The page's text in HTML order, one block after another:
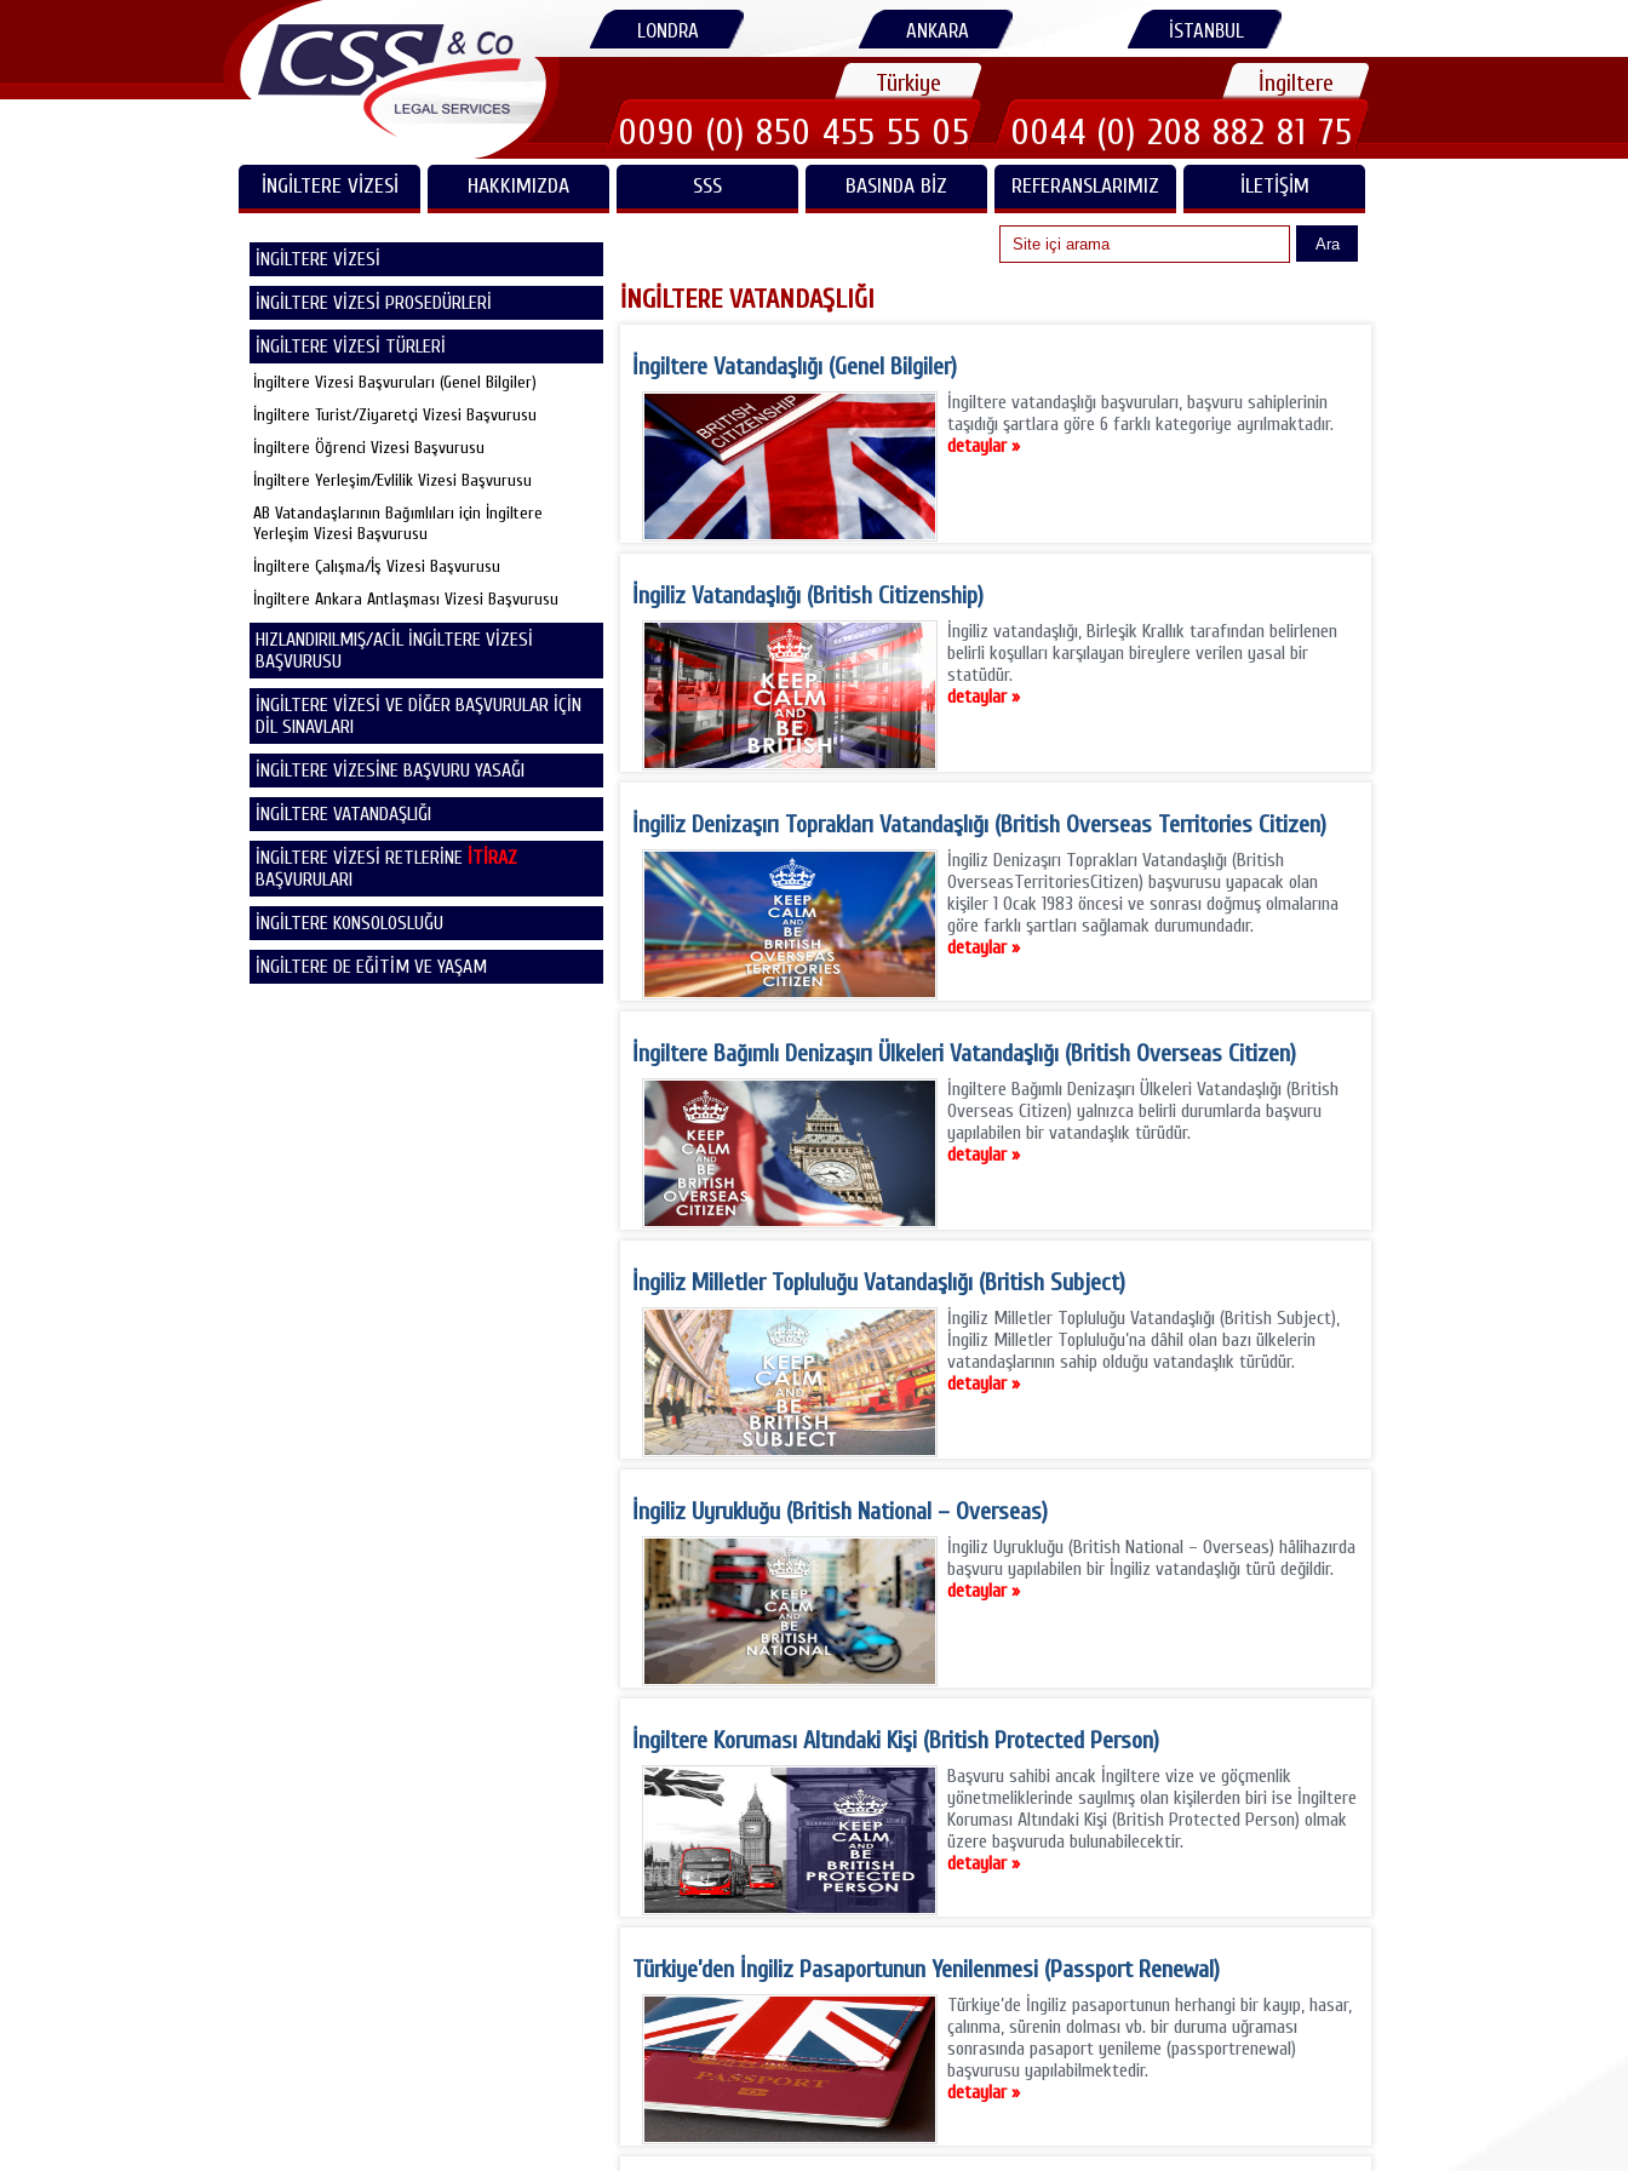
LONDRA ANKARA İSTANBUL
Türkiye
0090 (0) 850 455 55 05
İngiltere
0044 (0) 208 882 81 75
İNGİLTERE VİZESİ HAKKIMIZDA SSS BASINDA BIZ REFERANSLARIMIZ İLETIŞIM
Ara
İNGİLTERE VİZESİ
İNGİLTERE VİZESİ PROSEDÜRLERİ
İNGİLTERE VİZESİ TÜRLERİ
İngiltere Vizesi Başvuruları (Genel Bilgiler)
İngiltere Turist/Ziyaretçi Vizesi Başvurusu
İngiltere Öğrenci Vizesi Başvurusu
İngiltere Yerleşim/Evlilik Vizesi Başvurusu
AB Vatandaşlarının Bağımlıları için İngiltere
Yerleşim Vizesi Başvurusu
İngiltere Çalışma/İş Vizesi Başvurusu
İngiltere Ankara Antlaşması Vizesi Başvurusu
HIZLANDIRILMIŞ/ACİL İNGİLTERE VİZESİ
BAŞVURUSU
İNGİLTERE VİZESİ VE DİĞER BAŞVURULAR İÇİN
DİL SINAVLARI
İNGİLTERE VİZESİNE BAŞVURU YASAĞI
İNGİLTERE VATANDAŞLIĞI
İNGİLTERE VİZESİ RETLERİNE İTİRAZ
BAŞVURULARI
İNGİLTERE KONSOLOSLUĞU
İNGİLTERE DE EĞİTİM VE YAŞAM
İNGİLTERE VATANDAŞLIĞI
İngiltere Vatandaşlığı (Genel Bilgiler)
İngiltere vatandaşlığı başvuruları, başvuru sahiplerinin
taşıdığı şartlara göre 6 farklı kategoriye ayrılmaktadır.
detaylar »
İngiliz Vatandaşlığı (British Citizenship)
İngiliz vatandaşlığı, Birleşik Krallık tarafından belirlenen
belirli koşulları karşılayan bireylere verilen yasal bir
statüdür.
detaylar »
İngiliz Denizaşırı Toprakları Vatandaşlığı (British Overseas Territories Citizen)
İngiliz Denizaşırı Toprakları Vatandaşlığı (British
OverseasTerritoriesCitizen) başvurusu yapacak olan
kişiler 1 Ocak 1983 öncesi ve sonrası doğmuş olmalarına
göre farklı şartları sağlamak durumundadır.
detaylar »
İngiltere Bağımlı Denizaşırı Ülkeleri Vatandaşlığı (British Overseas Citizen)
İngiltere Bağımlı Denizaşırı Ülkeleri Vatandaşlığı (British
Overseas Citizen) yalnızca belirli durumlarda başvuru
yapılabilen bir vatandaşlık türüdür.
detaylar »
İngiliz Milletler Topluluğu Vatandaşlığı (British Subject)
İngiliz Milletler Topluluğu Vatandaşlığı (British Subject),
İngiliz Milletler Topluluğu’na dâhil olan bazı ülkelerin
vatandaşlarının sahip olduğu vatandaşlık türüdür.
detaylar »
İngiliz Uyrukluğu (British National – Overseas)
İngiliz Uyrukluğu (British National – Overseas) hâlihazırda
başvuru yapılabilen bir İngiliz vatandaşlığı türü değildir.
detaylar »
İngiltere Koruması Altındaki Kişi (British Protected Person)
Başvuru sahibi ancak İngiltere vize ve göçmenlik
yönetmeliklerinde sayılmış olan kişilerden biri ise İngiltere
Koruması Altındaki Kişi (British Protected Person) olmak
üzere başvuruda bulunabilecektir.
detaylar »
Türkiye’den İngiliz Pasaportunun Yenilenmesi (Passport Renewal)
Türkiye’de İngiliz pasaportunun herhangi bir kayıp, hasar,
çalınma, sürenin dolması vb. bir duruma uğraması
sonrasında pasaport yenileme (passportrenewal)
başvurusu yapılabilmektedir.
detaylar »